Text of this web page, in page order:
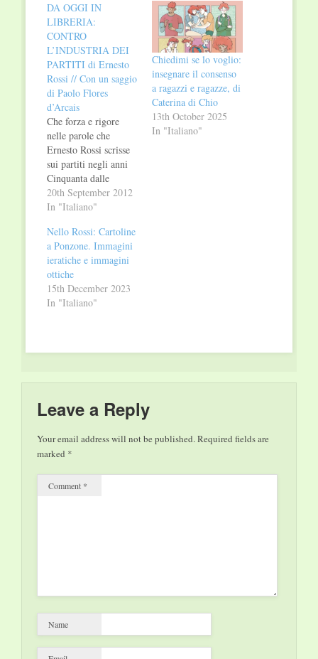
DA OGGI IN
LIBRERIA:
CONTRO
L’INDUSTRIA DEI
PARTITI di Ernesto
Rossi // Con un saggio
di Paolo Flores
d’Arcais
Che forza e rigore
nelle parole che
Ernesto Rossi scrisse
sui partiti negli anni
Cinquanta dalle
colonne de «il
Mondo». Vale la pena
farle leggere a tutti. Il
male che oggi viene in
superficie Rossi lo
denunciava già allora
con assoluta lucidità. I
partiti come macchine
20th September 2012
In "Italiano"
Chiedimi se lo voglio:
insegnare il consenso
a ragazzi e ragazze, di
Caterina di Chio
13th October 2025
In "Italiano"
Nello Rossi: Cartoline
a Ponzone. Immagini
ieratiche e immagini
ottiche
15th December 2023
In "Italiano"
Leave a Reply
Your email address will not be published.Required fields are
marked *
Comment *
Name